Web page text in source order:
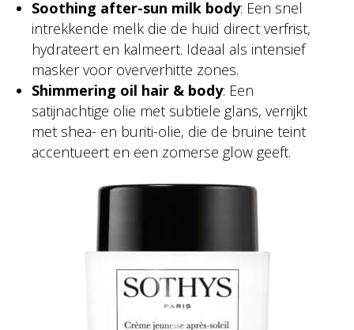
Soothing after-sun milk body: Een snel
intrekkende melk die de huid direct verfrist,
hydrateert en kalmeert. Ideaal als intensief
masker voor oververhitte zones.
Shimmering oil hair & body: Een
satijnachtige olie met subtiele glans, verrijkt
met shea- en buriti-olie, die de bruine teint
accentueert en een zomerse glow geeft.